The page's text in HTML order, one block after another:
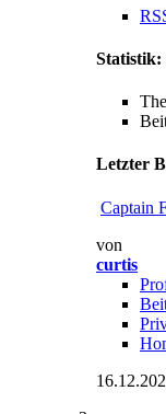
Statistik:
Letzter
Captain
von
curtis